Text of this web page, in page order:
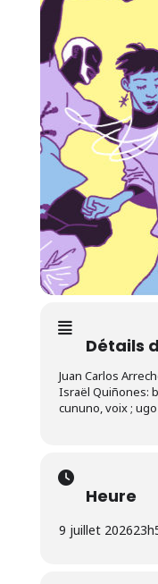
Détails
Juan Carlos
Israël Quiñones:
cununo, voix ;
Heure
9 juillet 2026